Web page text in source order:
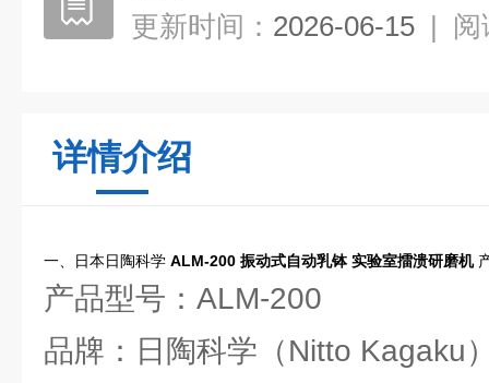
更新时间： 2026-06-15 | 阅
详情介绍
一、日本日陶科学 ALM-200 振动式自动乳钵 实验室擂溃研磨机
产品型号：ALM-200
品牌：日陶科学（Nitto Kagaku